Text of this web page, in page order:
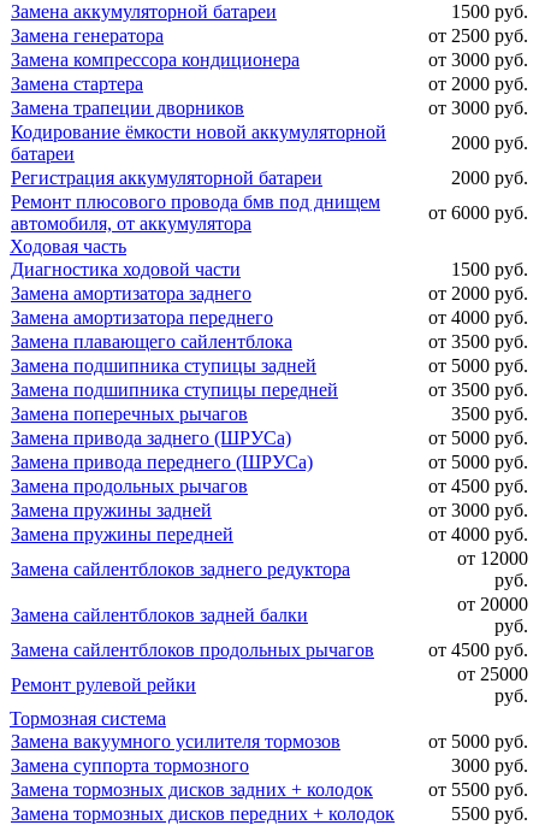
Замена аккумуляторной батареи
1500 руб.
Замена генератора
от 2500 руб.
Замена компрессора кондиционера
от 3000 руб.
Замена стартера
от 2000 руб.
Замена трапеции дворников
от 3000 руб.
Кодирование ёмкости новой аккумуляторной
батареи
2000 руб.
Регистрация аккумуляторной батареи
2000 руб.
Ремонт плюсового провода бмв под днищем
автомобиля, от аккумулятора
от 6000 руб.
Ходовая часть
Диагностика ходовой части
1500 руб.
Замена амортизатора заднего
от 2000 руб.
Замена амортизатора переднего
от 4000 руб.
Замена плавающего сайлентблока
от 3500 руб.
Замена подшипника ступицы задней
от 5000 руб.
Замена подшипника ступицы передней
от 3500 руб.
Замена поперечных рычагов
3500 руб.
Замена привода заднего (ШРУСа)
от 5000 руб.
Замена привода переднего (ШРУСа)
от 5000 руб.
Замена продольных рычагов
от 4500 руб.
Замена пружины задней
от 3000 руб.
Замена пружины передней
от 4000 руб.
Замена сайлентблоков заднего редуктора
от 12000
руб.
Замена сайлентблоков задней балки
от 20000
руб.
Замена сайлентблоков продольных рычагов
от 4500 руб.
Ремонт рулевой рейки
от 25000
руб.
Тормозная система
Замена вакуумного усилителя тормозов
от 5000 руб.
Замена суппорта тормозного
3000 руб.
Замена тормозных дисков задних + колодок
от 5500 руб.
Замена тормозных дисков передних + колодок
5500 руб.